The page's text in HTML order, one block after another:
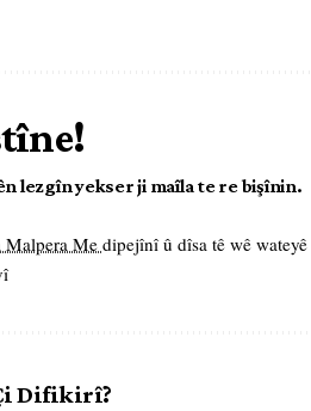
lezgîn yekser ji maîla te re bişînin.
Malpera Me dipejînî û dîsa tê wê
Difikirî?